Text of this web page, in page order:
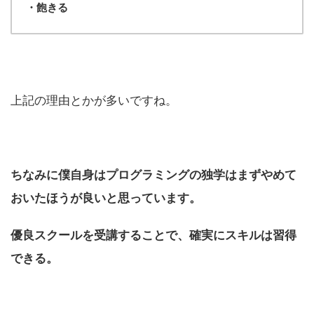
・飽きる
上記の理由とかが多いですね。
ちなみに僕自身はプログラミングの独学はまずやめて
おいたほうが良いと思っています。
優良スクールを受講することで、確実にスキルは習得
できる。